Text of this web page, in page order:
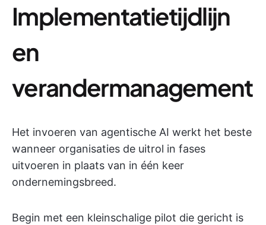
Implementatietijdlijn
en
verandermanagement
Het invoeren van agentische AI werkt het beste
wanneer organisaties de uitrol in fases
uitvoeren in plaats van in één keer
ondernemingsbreed.
Begin met een kleinschalige pilot die gericht is